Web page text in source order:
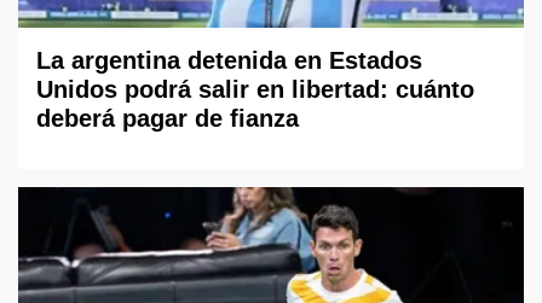
La argentina detenida en Estados
Unidos podrá salir en libertad: cuánto
deberá pagar de fianza